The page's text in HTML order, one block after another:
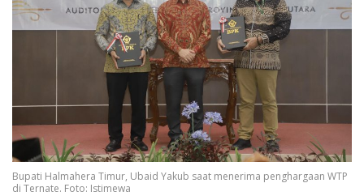
Bupati Halmahera Timur, Ubaid Yakub saat menerima penghargaan WTP
di Ternate. Foto: Istimewa